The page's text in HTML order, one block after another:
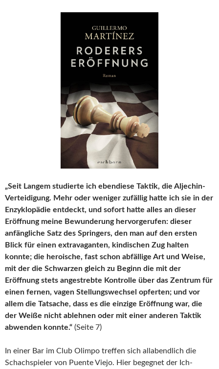
„Seit Langem studierte ich ebendiese Taktik, die Aljechin-
Verteidigung. Mehr oder weniger zufällig hatte ich sie in der
Enzyklopädie entdeckt, und sofort hatte alles an dieser
Eröffnung meine Bewunderung hervorgerufen: dieser
anfängliche Satz des Springers, den man auf den ersten
Blick für einen extravaganten, kindischen Zug halten
konnte; die heroische, fast schon abfällige Art und Weise,
mit der die Schwarzen gleich zu Beginn die mit der
Eröffnung stets angestrebte Kontrolle über das Zentrum für
einen fernen, vagen Stellungswechsel opferten; und vor
allem die Tatsache, dass es die einzige Eröffnung war, die
der Weiße nicht ablehnen oder mit einer anderen Taktik
abwenden konnte.“ (Seite 7)
In einer Bar im Club Olimpo treffen sich allabendlich die
Schachspieler von Puente Viejo. Hier begegnet der Ich-